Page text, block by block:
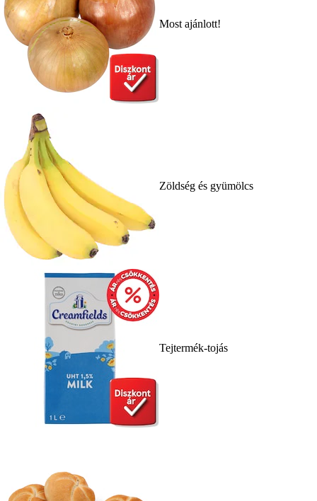
Most ajánlott!
Zöldség és gyümölcs
Tejtermék-tojás